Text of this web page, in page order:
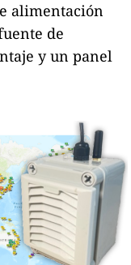
alimentación
de
y un panel